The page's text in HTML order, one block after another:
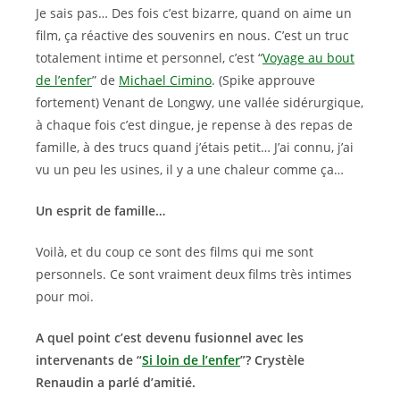
Je sais pas… Des fois c’est bizarre, quand on aime un
film, ça réactive des souvenirs en nous. C’est un truc
totalement intime et personnel, c’est “Voyage au bout
de l’enfer” de Michael Cimino. (Spike approuve
fortement) Venant de Longwy, une vallée sidérurgique,
à chaque fois c’est dingue, je repense à des repas de
famille, à des trucs quand j’étais petit… J’ai connu, j’ai
vu un peu les usines, il y a une chaleur comme ça…
Un esprit de famille…
Voilà, et du coup ce sont des films qui me sont
personnels. Ce sont vraiment deux films très intimes
pour moi.
A quel point c’est devenu fusionnel avec les
intervenants de “Si loin de l’enfer”? Crystèle
Renaudin a parlé d’amitié.